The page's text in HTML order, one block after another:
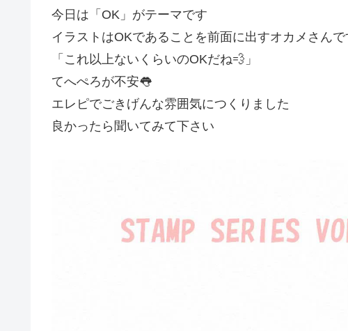
今日は「OK」がテーマです
イラストはOKであることを前面に出すオカメさんで
「これ以上ないくらいのOKだね💨」
てへぺろが不安👅
エレピでごきげんな雰囲気につくりました
良かったら聞いてみて下さい